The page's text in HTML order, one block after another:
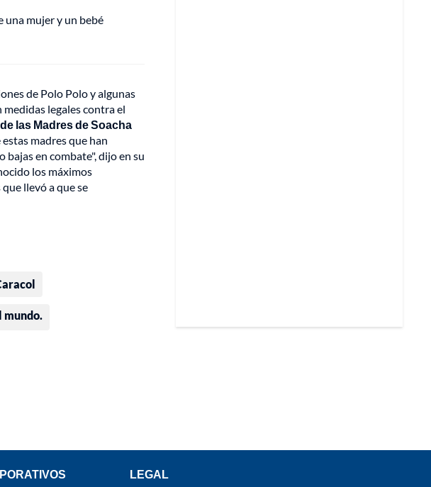
una mujer y un bebé
de Polo Polo y algunas
legales contra el
las Madres de Soacha
madres que han
en combate", dijo en su
los máximos
llevó a que se
mundo.
LEGAL